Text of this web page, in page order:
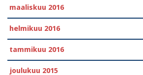
maaliskuu 2016
helmikuu 2016
tammikuu 2016
joulukuu 2015